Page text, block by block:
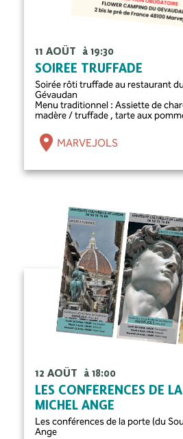
11 AOÛT à 19:30
SOIRÉE TRUFFADE
Soirée rôti truffade au restaurant
Gévaudan
Menu traditionnel : Assiette de
madère / truffade , tarte aux
MARVEJOLS
12 AOÛT à 18:00
LES CONFÉRENCES DE
MICHEL ANGE
Les conférences de la porte (du
Ange